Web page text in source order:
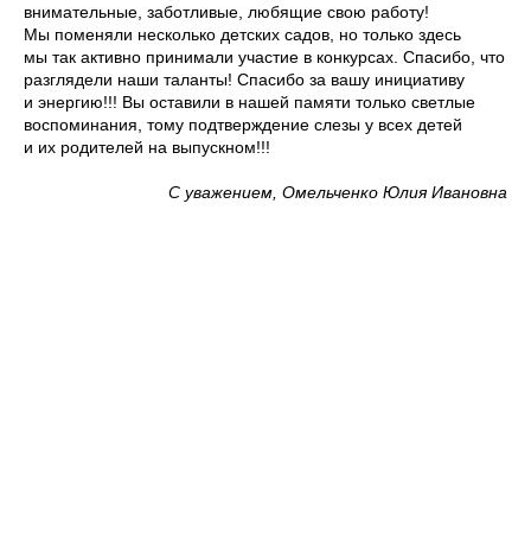
внимательные, заботливые, любящие свою работу!
Мы поменяли несколько детских садов, но только здесь
мы так активно принимали участие в конкурсах. Спасибо, что
разглядели наши таланты! Спасибо за вашу инициативу
и энергию!!! Вы оставили в нашей памяти только светлые
воспоминания, тому подтверждение слезы у всех детей
и их родителей на выпускном!!!
С уважением, Омельченко Юлия Ивановна